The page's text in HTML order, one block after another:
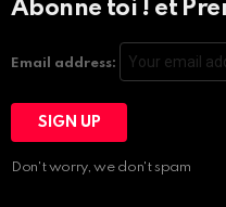
Abonne toi ! et
Email address:
Don't worry, we don't spam